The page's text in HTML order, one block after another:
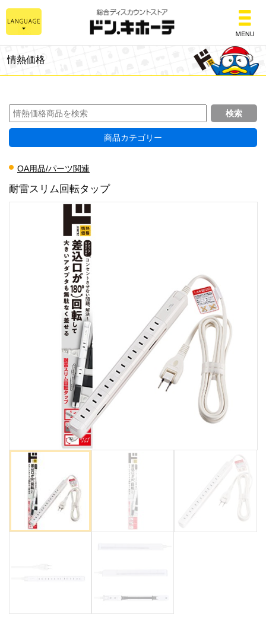
総合ディスカウント
情熱価格
商品カテゴリー
OA用品/パーツ関連
耐雷スリム回転タップ